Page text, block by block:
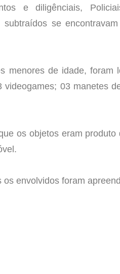
e diligênciais,
se
menores de idade, foram
03 manetes
os objetos eram
envolvidos foram